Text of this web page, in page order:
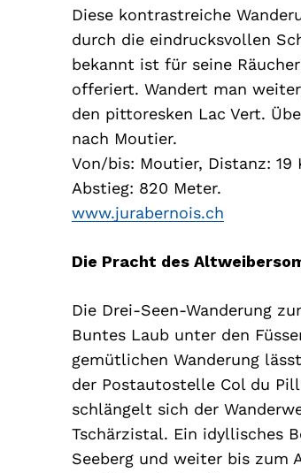
Diese kontrastreiche
durch die eindrucksvollen
bekannt ist für seine
offeriert. Wandert man
den pittoresken Lac Vert.
nach Moutier.
Von/bis: Moutier, Distanz:
Abstieg: 820 Meter.
www.jurabernois.ch
Die Pracht des
Die Drei-Seen-Wanderung
Buntes Laub unter den
gemütlichen Wanderung
der Postautostelle Col du
schlängelt sich der
Tschärzistal. Ein idyllisches
Seeberg und weiter bis zum